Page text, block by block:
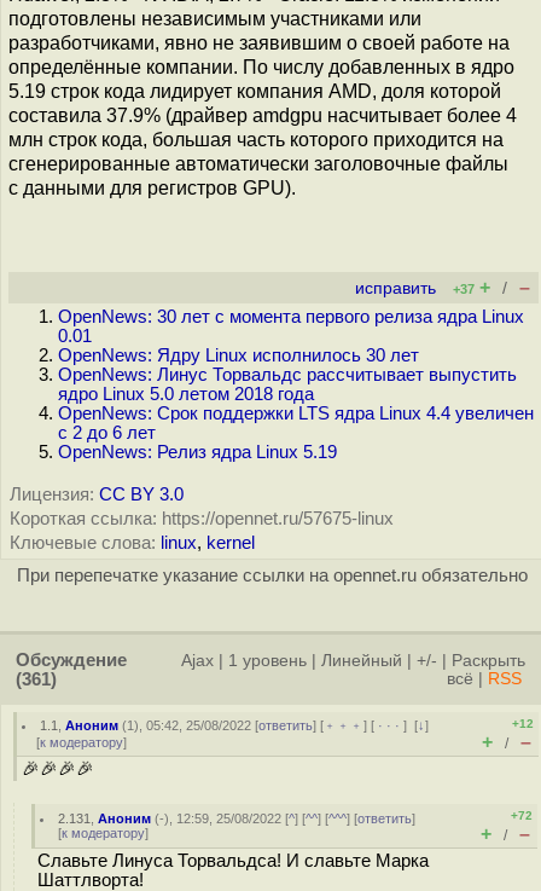
подготовлены независимым участниками или
разработчиками, явно не заявившим о своей работе на
определённые компании. По числу добавленных в ядро
5.19 строк кода лидирует компания AMD, доля которой
составила 37.9% (драйвер amdgpu насчитывает более 4
млн строк кода, большая часть которого приходится на
сгенерированные автоматически заголовочные файлы
с данными для регистров GPU).
исправить +37 + / –
OpenNews: 30 лет с момента первого релиза ядра Linux
0.01
OpenNews: Ядру Linux исполнилось 30 лет
OpenNews: Линус Торвальдс рассчитывает выпустить
ядро Linux 5.0 летом 2018 года
OpenNews: Срок поддержки LTS ядра Linux 4.4 увеличен
c 2 до 6 лет
OpenNews: Релиз ядра Linux 5.19
Лицензия: CC BY 3.0
Короткая ссылка: https://opennet.ru/57675-linux
Ключевые слова: linux, kernel
При перепечатке указание ссылки на opennet.ru обязательно
Обсуждение
(361)
Ajax 1 уровень Линейный +/-
Раскрыть
всё
RSS
1.1 ,Аноним (1), 05:42, 25/08/2022 [ответить] [ ﹢﹢﹢] [ · · ·][↓]
[к модератору]
+12
+ / –
🎉🎉🎉🎉
2.131 ,Аноним (-), 12:59, 25/08/2022 [^] [^^] [^^^] [ответить]
[к модератору]
+72
+ / –
Славьте Линуса Торвальдса! И славьте Марка
Шаттлворта!